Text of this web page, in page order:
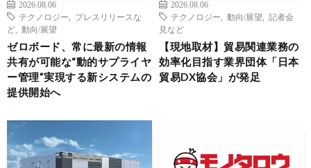
2026.08.06
テクノロジー
プレスリリースな
ど
動向/展望
ゼロボード、常に最新の情報
共有が可能な“動的サプライヤ
ー管理”実現する新システムの
提供開始へ
2026.08.06
テクノロジー
動向/展望
記者会
見など
【現地取材】貿易関連業務の
効率化目指す業界団体「日本
貿易DX協会」が発足